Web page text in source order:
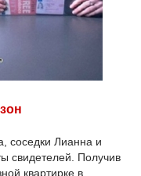
соседки Лианна и
свидетелей. Получив
квартирке в